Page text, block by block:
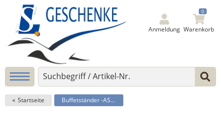
Anmeldung
0
Warenkorb
Startseite Buffetständer -ASIA PLUS-